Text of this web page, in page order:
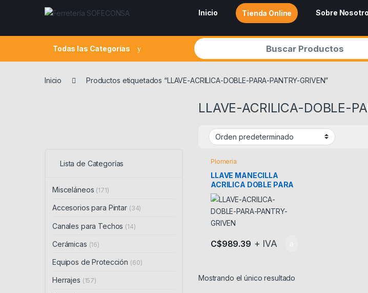
Skip to navigation
Skip to content
Inicio
Tienda Online Sobre
Todas las Categorías
Search for:
Inicio Productos etiquetados “LLAVE-ACRILICA-DOBLE-PARA-PANTRY-GRIVEN”
LLAVE-ACRILICA-DOBLE-
Plomeria
LLAVE MANECILLA
ACRILICA DOBLE PARA
PANTRY GRIVEN
C$989.39 + IVA
Mostrando el único resultado
Lista de Categorías
Misceláneos (171)
Accesorios para Pintar (34)
Canales para Techos (14)
Cerámicas (16)
Equipos de Protección (60)
Herrajes (157)